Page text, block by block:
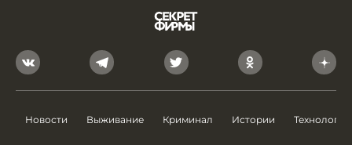
Новости Выживание Криминал Истории Технологии